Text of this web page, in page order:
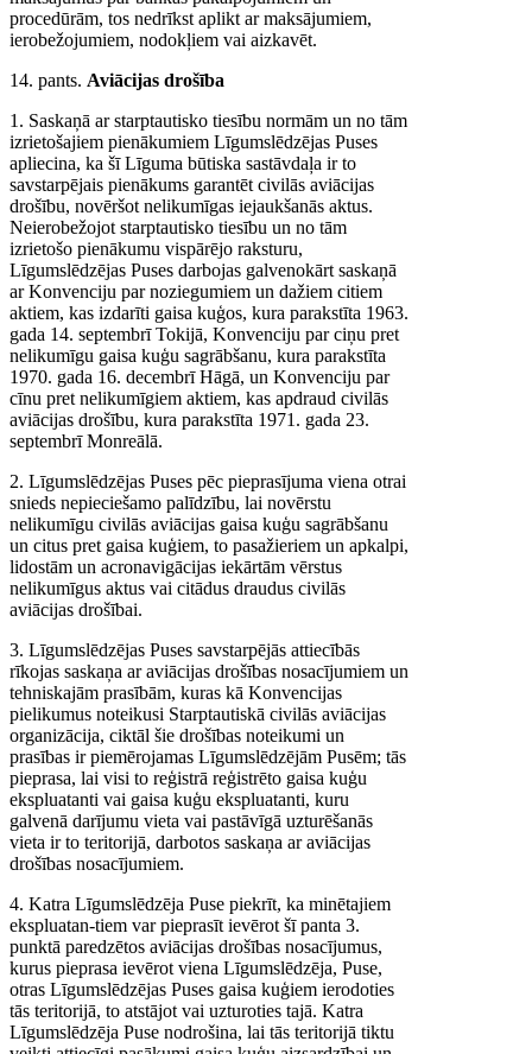
procedūrām, tos nedrīkst aplikt ar maksājumiem,
ierobežojumiem, nodokļiem vai aizkavēt.
14. pants. Aviācijas drošība
1. Saskaņā ar starptautisko tiesību normām un no tām
izrietošajiem pienākumiem Līgumslēdzējas Puses
apliecina, ka šī Līguma būtiska sastāvdaļa ir to
savstarpējais pienākums garantēt civilās aviācijas
drošību, novēršot nelikumīgas iejaukšanās aktus.
Neierobežojot starptautisko tiesību un no tām
izrietošo pienākumu vispārējo raksturu,
Līgumslēdzējas Puses darbojas galvenokārt saskaņā
ar Konvenciju par noziegumiem un dažiem citiem
aktiem, kas izdarīti gaisa kuģos, kura parakstīta 1963.
gada 14. septembrī Tokijā, Konvenciju par ciņu pret
nelikumīgu gaisa kuģu sagrābšanu, kura parakstīta
1970. gada 16. decembrī Hāgā, un Konvenciju par
cīnu pret nelikumīgiem aktiem, kas apdraud civilās
aviācijas drošību, kura parakstīta 1971. gada 23.
septembrī Monreālā.
2. Līgumslēdzējas Puses pēc pieprasījuma viena otrai
snieds nepieciešamo palīdzību, lai novērstu
nelikumīgu civilās aviācijas gaisa kuģu sagrābšanu
un citus pret gaisa kuģiem, to pasažieriem un apkalpi,
lidostām un acronavigācijas iekārtām vērstus
nelikumīgus aktus vai citādus draudus civilās
aviācijas drošībai.
3. Līgumslēdzējas Puses savstarpējās attiecībās
rīkojas saskaņa ar aviācijas drošības nosacījumiem un
tehniskajām prasībām, kuras kā Konvencijas
pielikumus noteikusi Starptautiskā civilās aviācijas
organizācija, ciktāl šie drošības noteikumi un
prasības ir piemērojamas Līgumslēdzējām Pusēm; tās
pieprasa, lai visi to reģistrā reģistrēto gaisa kuģu
ekspluatanti vai gaisa kuģu ekspluatanti, kuru
galvenā darījumu vieta vai pastāvīgā uzturēšanās
vieta ir to teritorijā, darbotos saskaņa ar aviācijas
drošības nosacījumiem.
4. Katra Līgumslēdzēja Puse piekrīt, ka minētajiem
ekspluatan-tiem var pieprasīt ievērot šī panta 3.
punktā paredzētos aviācijas drošības nosacījumus,
kurus pieprasa ievērot viena Līgumslēdzēja, Puse,
otras Līgumslēdzējas Puses gaisa kuģiem ierodoties
tās teritorijā, to atstājot vai uzturoties tajā. Katra
Līgumslēdzēja Puse nodrošina, lai tās teritorijā tiktu